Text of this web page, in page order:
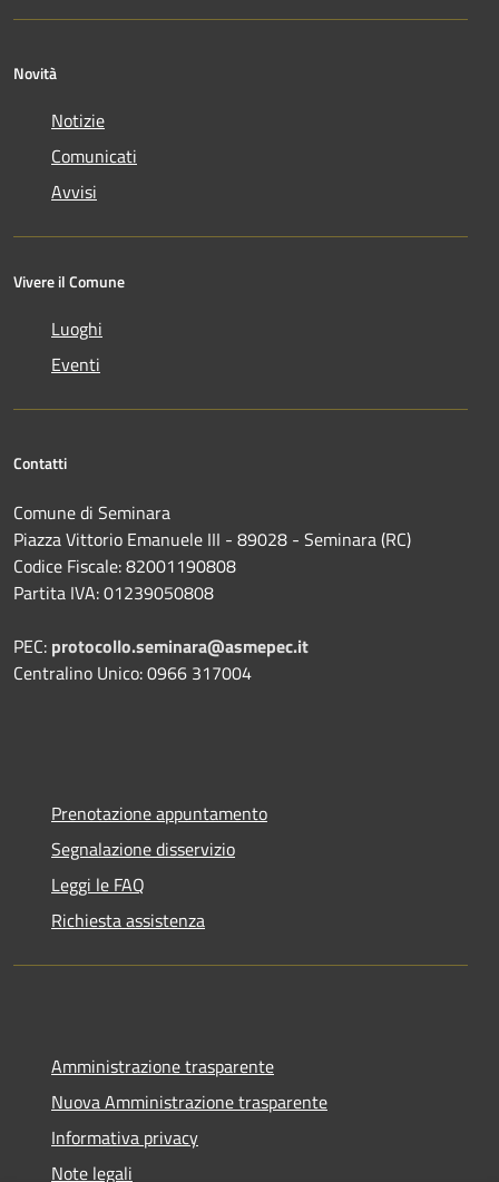
Novità
Notizie
Comunicati
Avvisi
Vivere il Comune
Luoghi
Eventi
Contatti
Comune di Seminara
Piazza Vittorio Emanuele III - 89028 - Seminara (RC)
Codice Fiscale: 82001190808
Partita IVA: 01239050808
PEC: protocollo.seminara@asmepec.it
Centralino Unico: 0966 317004
Prenotazione appuntamento
Segnalazione disservizio
Leggi le FAQ
Richiesta assistenza
Amministrazione trasparente
Nuova Amministrazione trasparente
Informativa privacy
Note legali